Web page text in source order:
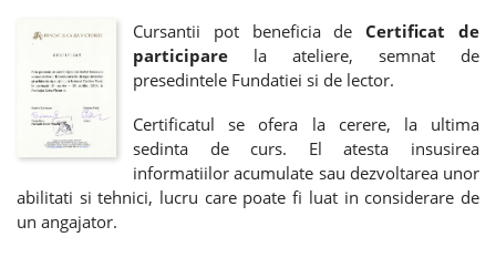
Cursantii pot beneficia de Certificat de
participare la ateliere, semnat de
presedintele Fundatiei si de lector.
Certificatul se ofera la cerere, la ultima
sedinta de curs. El atesta insusirea
informatiilor acumulate sau dezvoltarea unor
abilitati si tehnici, lucru care poate fi luat in considerare de
un angajator.